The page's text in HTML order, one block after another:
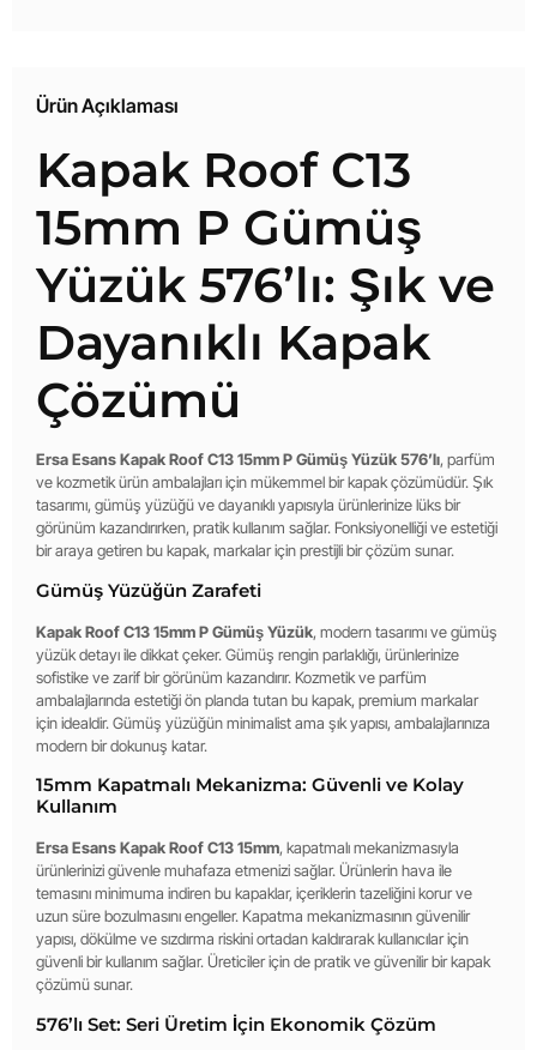
Ürün Açıklaması
Kapak Roof C13
15mm P Gümüş
Yüzük 576’lı: Şık ve
Dayanıklı Kapak
Çözümü
Ersa Esans Kapak Roof C13 15mm P Gümüş Yüzük 576’lı, parfüm
ve kozmetik ürün ambalajları için mükemmel bir kapak çözümüdür. Şık
tasarımı, gümüş yüzüğü ve dayanıklı yapısıyla ürünlerinize lüks bir
görünüm kazandırırken, pratik kullanım sağlar. Fonksiyonelliği ve estetiği
bir araya getiren bu kapak, markalar için prestijli bir çözüm sunar.
Gümüş Yüzüğün Zarafeti
Kapak Roof C13 15mm P Gümüş Yüzük, modern tasarımı ve gümüş
yüzük detayı ile dikkat çeker. Gümüş rengin parlaklığı, ürünlerinize
sofistike ve zarif bir görünüm kazandırır. Kozmetik ve parfüm
ambalajlarında estetiği ön planda tutan bu kapak, premium markalar
için idealdir. Gümüş yüzüğün minimalist ama şık yapısı, ambalajlarınıza
modern bir dokunuş katar.
15mm Kapatmalı Mekanizma: Güvenli ve Kolay
Kullanım
Ersa Esans Kapak Roof C13 15mm, kapatmalı mekanizmasıyla
ürünlerinizi güvenle muhafaza etmenizi sağlar. Ürünlerin hava ile
temasını minimuma indiren bu kapaklar, içeriklerin tazeliğini korur ve
uzun süre bozulmasını engeller. Kapatma mekanizmasının güvenilir
yapısı, dökülme ve sızdırma riskini ortadan kaldırarak kullanıcılar için
güvenli bir kullanım sağlar. Üreticiler için de pratik ve güvenilir bir kapak
çözümü sunar.
576’lı Set: Seri Üretim İçin Ekonomik Çözüm